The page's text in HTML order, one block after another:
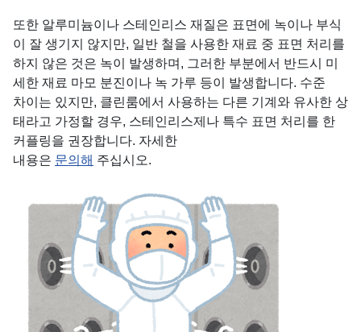
또한 알루미늄이나 스테인리스 재질은 표면에 녹이나 부식
이 잘 생기지 않지만, 일반 철을 사용한 재료 중 표면 처리를
하지 않은 것은 녹이 발생하며, 그러한 부분에서 반드시 미
세한 재료 마모 분진이나 녹 가루 등이 발생합니다. 수준
차이는 있지만, 클린룸에서 사용하는 다른 기계와 유사한 상
태라고 가정할 경우, 스테인리스제나 특수 표면 처리를 한
커플링을 권장합니다. 자세한
내용은 문의해 주십시오.